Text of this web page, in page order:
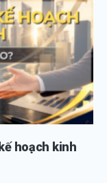
hoạch kinh